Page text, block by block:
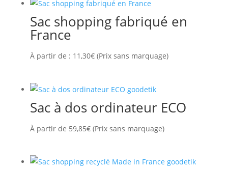
Sac shopping fabriqué en
France
À partir de : 11,30€(Prix sans marquage)
Sac à dos ordinateur ECO
À partir de 59,85€(Prix sans marquage)